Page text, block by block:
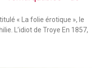
« La folie érotique », le
L’idiot de Troye En 1857,